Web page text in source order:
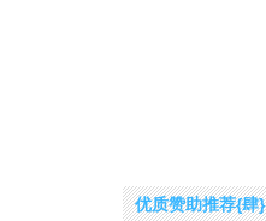
优质赞助推荐{肆}